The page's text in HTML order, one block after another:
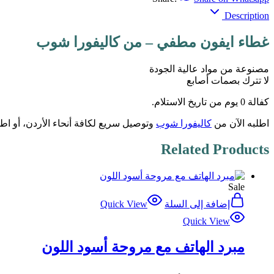
Description
غطاء ايفون مطفي – من كاليفورا شوب
مصنوعة من مواد عالية الجودة
لا تترك بصمات أصابع
كفالة 0 يوم من تاريخ الاستلام.
اطلبه الآن من كاليفورا شوب وتوصيل سريع لكافة أنحاء الأردن، أو
Related Products
Sale
إضافة إلى السلة
Quick View
Quick View
مبرد الهاتف مع مروحة أسود اللون